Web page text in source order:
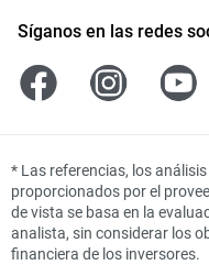
Síganos en las redes
* Las referencias, los
proporcionados por el
de vista se basa en la
analista, sin considerar los
financiera de los inversores.